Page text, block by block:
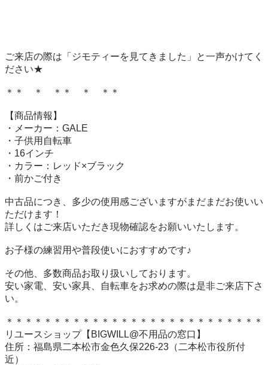
ご来店の際は「ジモティーを見てきました」と一声かけてく
ださい★
＊＊　＊　＊＊　＊　＊＊
【商品情報】
・メーカー：GALE
・子供用自転車
・16インチ
・カラー：レッド×ブラック
・前かご付き
中古品につき、多少の使用感ございますがまだまだお使いい
ただけます！
詳しくはご来店いただき現物確認をお願いいたします。
お子様の練習用や普段使いにおすすめです♪
その他、多数商品お取り扱いしております。
安い家電、安い家具、自転車をお求めの際は是非ご来店下さ
い。
＊＊＊＊＊＊＊＊＊＊＊＊＊＊＊＊＊＊＊＊＊＊＊＊＊＊＊
リユースショップ【BIGWILL@不用品の窓口】
住所：福島県二本松市金色久保226-23（二本松市役所付
近）